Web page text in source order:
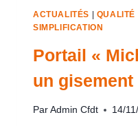
ACTUALITÉS QUALITÉ
SIMPLIFICATION
Portail «
un
Par Admin Cfdt 14/